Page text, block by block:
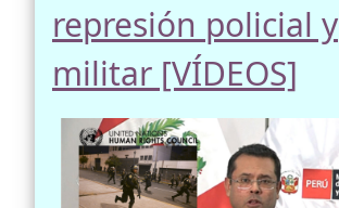
represión policial y
militar [VÍDEOS]